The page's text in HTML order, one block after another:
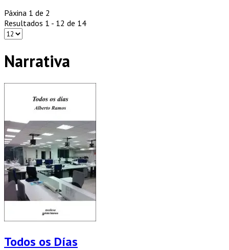
Páxina 1 de 2
Resultados 1 - 12 de 14
Narrativa
Todos os Días